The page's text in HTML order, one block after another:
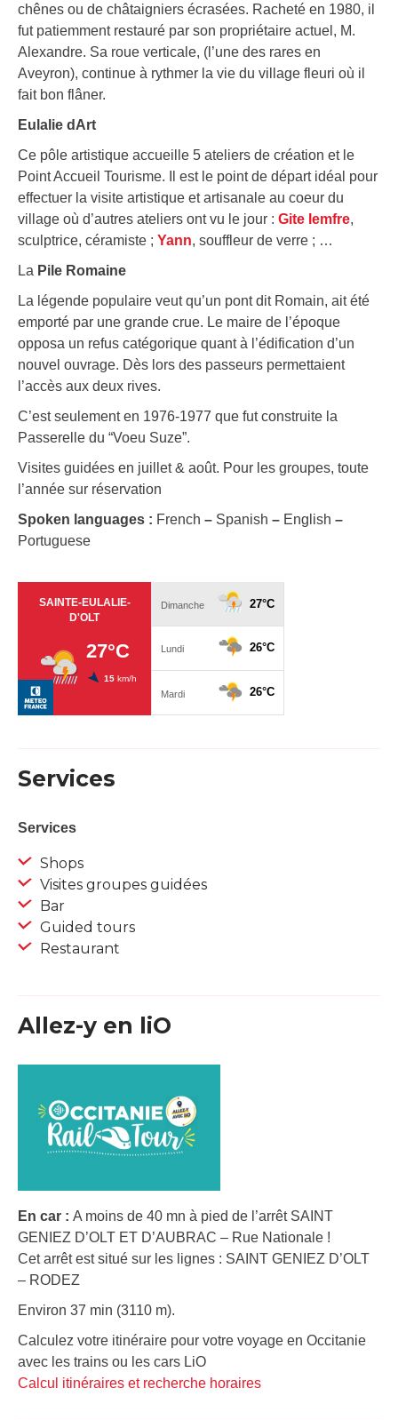
chênes ou de châtaigniers écrasées. Racheté en 1980, il
fut patiemment restauré par son propriétaire actuel, M.
Alexandre. Sa roue verticale, (l’une des rares en
Aveyron), continue à rythmer la vie du village fleuri où il
fait bon flâner.
Eulalie dArt
Ce pôle artistique accueille 5 ateliers de création et le
Point Accueil Tourisme. Il est le point de départ idéal pour
effectuer la visite artistique et artisanale au coeur du
village où d’autres ateliers ont vu le jour : Gite Iemfre,
sculptrice, céramiste ; Yann, souffleur de verre ; …
La Pile Romaine
La légende populaire veut qu’un pont dit Romain, ait été
emporté par une grande crue. Le maire de l’époque
opposa un refus catégorique quant à l’édification d’un
nouvel ouvrage. Dès lors des passeurs permettaient
l’accès aux deux rives.
C’est seulement en 1976-1977 que fut construite la
Passerelle du “Voeu Suze”.
Visites guidées en juillet & août. Pour les groupes, toute
l’année sur réservation
Spoken languages : French – Spanish – English –
Portuguese
Services
Services
Shops
Visites groupes guidées
Bar
Guided tours
Restaurant
Allez-y en liO
En car : A moins de 40 mn à pied de l’arrêt SAINT
GENIEZ D’OLT ET D’AUBRAC – Rue Nationale !
Cet arrêt est situé sur les lignes : SAINT GENIEZ D’OLT
– RODEZ
Environ 37 min (3110 m).
Calculez votre itinéraire pour votre voyage en Occitanie
avec les trains ou les cars LiO
Calcul itinéraires et recherche horaires